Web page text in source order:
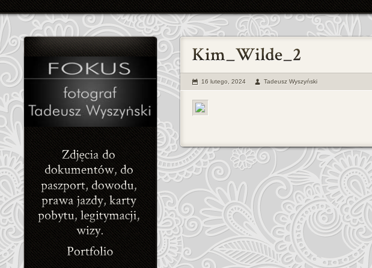
16 lutego, 2024 Tadeusz Wyszyński